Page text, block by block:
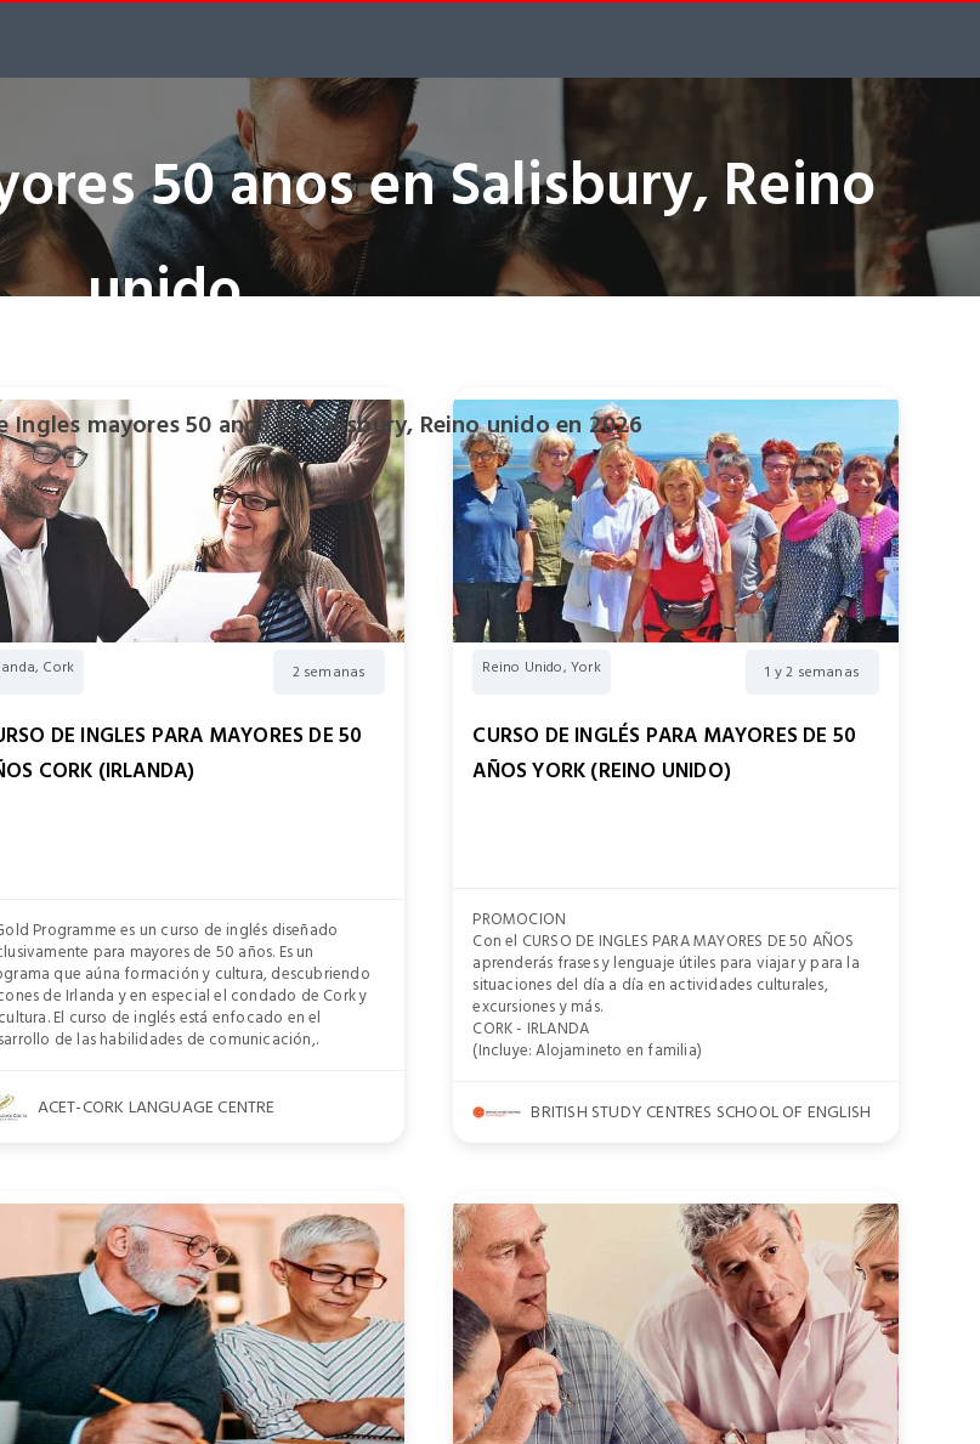
50 anos en Salisbury, Reino
unido
mayores 50 anos en Salisbury, Reino unido en 2026
Cork 2 semanas
DE INGLES PARA MAYORES DE 50
CORK (IRLANDA)
Programme es un curso de inglés diseñado
para mayores de 50 años. Es un
que aúna formación y cultura, descubriendo
de Irlanda y en especial el condado de Cork y
El curso de inglés está enfocado en el
de las habilidades de comunicación,.
ACET-CORK LANGUAGE CENTRE
Reino Unido, York 1 y 2 semanas
CURSO DE INGLÉS PARA MAYORES DE 50
AÑOS YORK (REINO UNIDO)
PROMOCION
Con el CURSO DE INGLES PARA MAYORES DE 50 AÑOS
aprenderás frases y lenguaje útiles para viajar y para la
situaciones del día a día en actividades culturales,
excursiones y más.
CORK - IRLANDA
(Incluye: Alojamineto en familia)
BRITISH STUDY CENTRES SCHOOL OF ENGLISH